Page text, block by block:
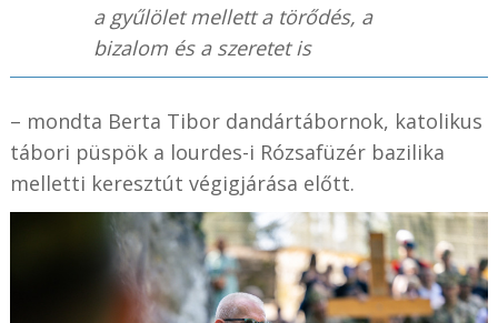
a gyűlölet mellett a törődés, a
bizalom és a szeretet is
– mondta Berta Tibor dandártábornok, katolikus
tábori püspök a lourdes-i Rózsafüzér bazilika
melletti keresztút végigjárása előtt.